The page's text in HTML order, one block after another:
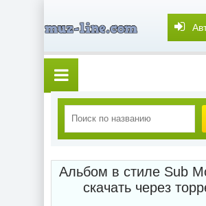
Альбом в стиле Sub
скачать через